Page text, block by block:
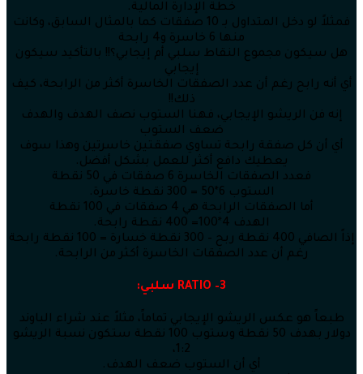
خطة الإدارة المالية.
فمثلاً لو دخل المتداول بـ 10 صفقات كما بالمثال السابق، وكانت
منها 6 خاسرة و4 رابحة
هل سيكون مجموع النقاط سلبي أم إيجابي؟!! بالتأكيد سيكون
إيجابي
أي أنه رابح رغم أن عدد الصفقات الخاسرة أكثر من الرابحة، كيف
ذلك!!
إنه فن الريشو الإيجابي، فهنا الستوب نصف الهدف والهدف
ضعف الستوب
أي أن كل صفقة رابحة تساوي صفقتين خاسرتين وهذا سوف
يعطيك دافع أكثر للعمل بشكل أفضل.
فعدد الصفقات الخاسرة 6 صفقات في 50 نقطة
الستوب 6*50 = 300 نقطة خاسرة.
أما الصفقات الرابحة هي 4 صفقات في 100 نقطة
الهدف 4*100= 400 نقطة رابحة.
إذاً الصافي 400 نقطة ربح – 300 نقطة خسارة = 100 نقطة رابحة
رغم أن عدد الصفقات الخاسرة أكثر من الرابحة.
3–
RATIO سلبي:
طبعاً هو عكس الريشو الإيجابي تماماً، مثلاً عند شراء الباوند
دولار بهدف 50 نقطة وستوب 100 نقطة ستكون نسبة الريشو
1:2،
أي أن الستوب ضعف الهدف.